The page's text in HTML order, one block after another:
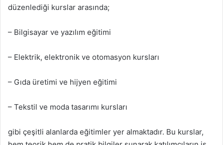
düzenlediği kurslar arasında;
– Bilgisayar ve yazılım eğitimi
– Elektrik, elektronik ve otomasyon kursları
– Gıda üretimi ve hijyen eğitimi
– Tekstil ve moda tasarımı kursları
gibi çeşitli alanlarda eğitimler yer almaktadır. Bu kurslar,